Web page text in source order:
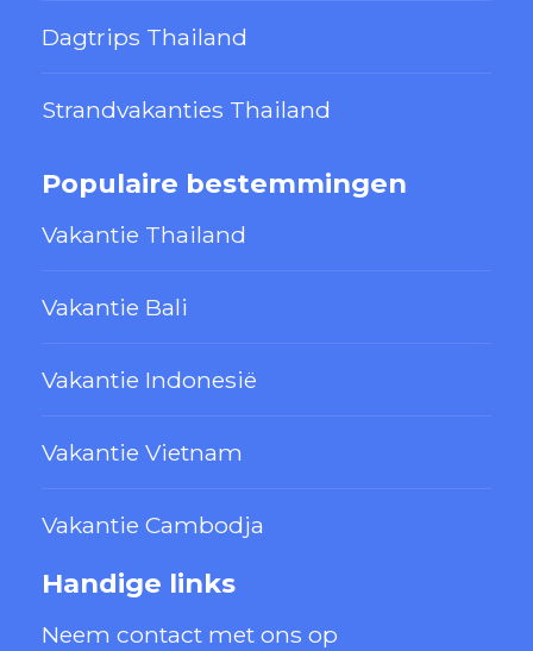
Dagtrips Thailand
Strandvakanties Thailand
Populaire bestemmingen
Vakantie Thailand
Vakantie Bali
Vakantie Indonesië
Vakantie Vietnam
Vakantie Cambodja
Handige links
Neem contact met ons op